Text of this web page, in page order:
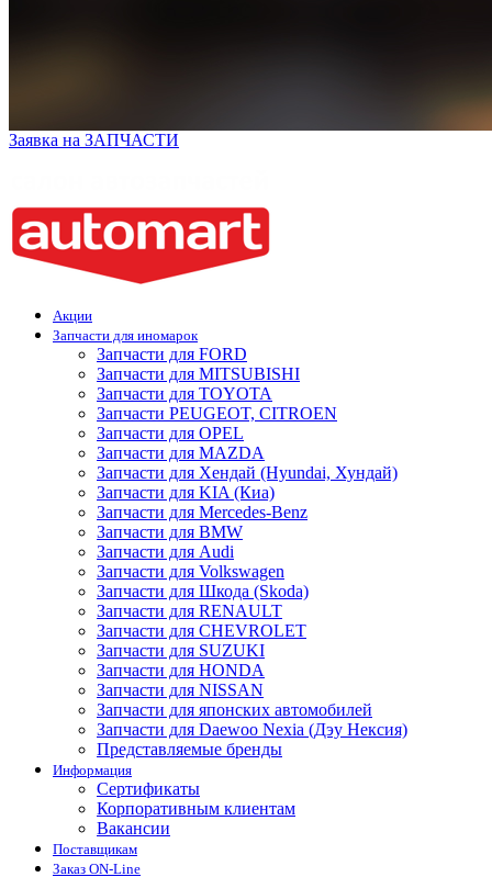
Заявка на ЗАПЧАСТИ
Акции
Запчасти для иномарок
Запчасти для FORD
Запчасти для MITSUBISHI
Запчасти для TOYOTA
Запчасти PEUGEOT, CITROEN
Запчасти для OPEL
Запчасти для MAZDA
Запчасти для Хендай (Hyundai, Хундай)
Запчасти для KIA (Киа)
Запчасти для Mercedes-Benz
Запчасти для BMW
Запчасти для Audi
Запчасти для Volkswagen
Запчасти для Шкода (Skoda)
Запчасти для RENAULT
Запчасти для CHEVROLET
Запчасти для SUZUKI
Запчасти для HONDA
Запчасти для NISSAN
Запчасти для японских автомобилей
Запчасти для Daewoo Nexia (Дэу Нексия)
Представляемые бренды
Информация
Сертификаты
Корпоративным клиентам
Вакансии
Поставщикам
Заказ ON-Line